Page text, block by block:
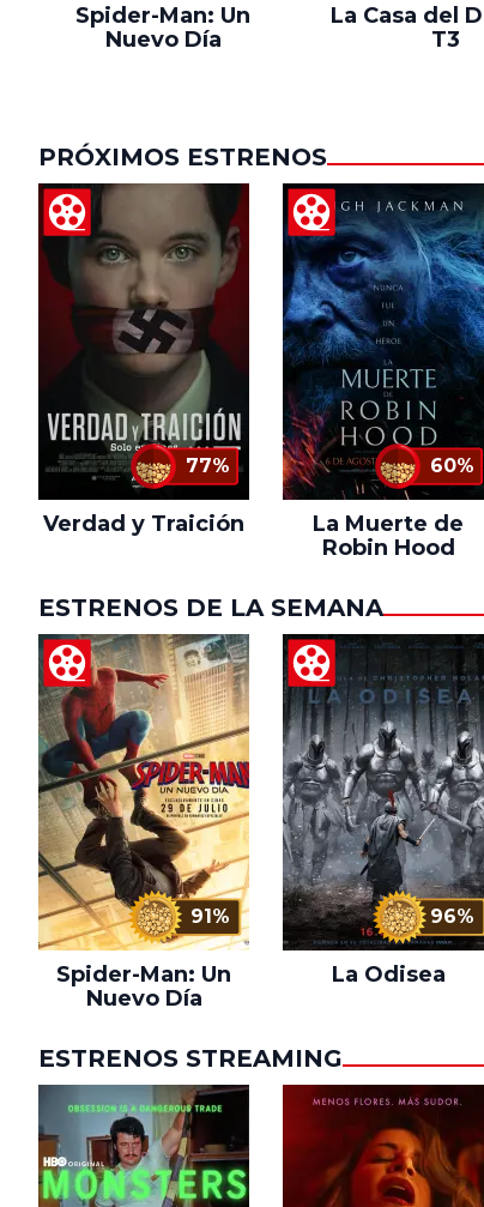
Spider-Man: Un
Nuevo Día
La Casa del
T3
PRÓXIMOS ESTRENOS
77%
Verdad y Traición
60%
La Muerte de
Robin Hood
ESTRENOS DE LA SEMANA
91%
Spider-Man: Un
Nuevo Día
96%
La Odisea
ESTRENOS STREAMING